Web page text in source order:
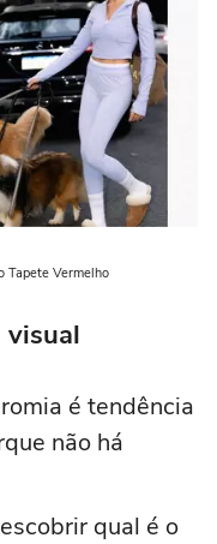
Tapete Vermelho
visual
é tendência
não há
qual é o